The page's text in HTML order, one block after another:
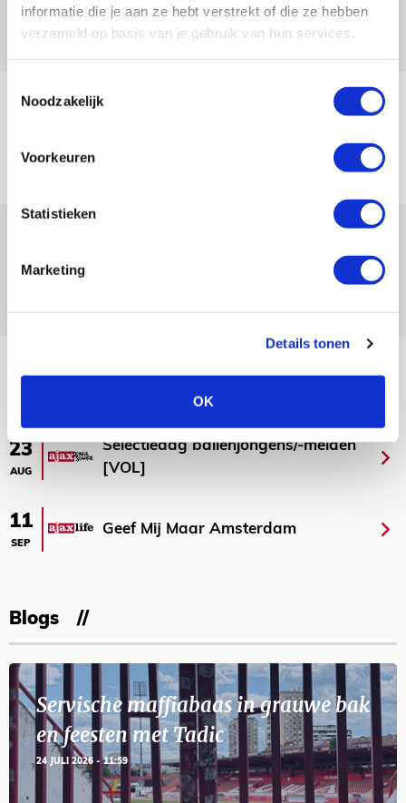
informatie die je aan ze hebt verstrekt of die ze hebben
verzameld op basis van je gebruik van hun services.
Noodzakelijk
Voorkeuren
Statistieken
Marketing
Details tonen
OK
07 AUGUSTUS 2026 - 14:13
Volop enthousiasme in fotoverslag van
07 AUGUSTUS 2026 - 09:00
Míchel niet blij met resultaat en spel
na rust: ‘De focus nam af’
23
AUG
Selectiedag ballenjongens/-meiden
[VOL]
11
SEP
Geef Mij Maar Amsterdam
Blogs
Servische maffiabaas in grauwe bak
en feesten met Tadic
24 JULI 2026 - 11:59